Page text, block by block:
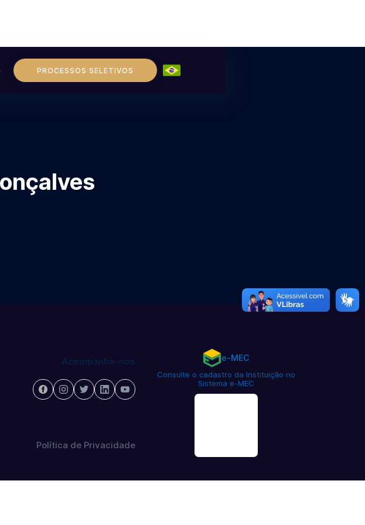
PROCESSOS SELETIVOS
Acompanhe-nos
Política de Privacidade
e-MEC
Consulte o cadastro da Instituição no
Sistema e-MEC